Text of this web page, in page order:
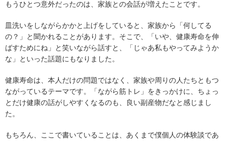
もうひとつ意外だったのは、家族との会話が増えたことです。
皿洗いをしながらかかと上げをしていると、家族から「何してる
の？」と聞かれることがあります。そこで、「いや、健康寿命を伸
ばすためにね」と笑いながら話すと、「じゃあ私もやってみようか
な」といった話題にもなりました。
健康寿命は、本人だけの問題ではなく、家族や周りの人たちともつ
ながっているテーマです。「ながら筋トレ」をきっかけに、ちょっ
とだけ健康の話がしやすくなるのも、良い副産物だなと感じまし
た。
もちろん、ここで書いていることは、あくまで僕個人の体験談であ